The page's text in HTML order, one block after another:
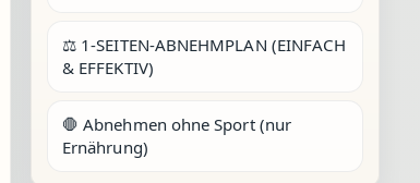
⚖️ 1-SEITEN-ABNEHMPLAN (EINFACH
& EFFEKTIV)
🛑 Abnehmen ohne Sport (nur
Ernährung)